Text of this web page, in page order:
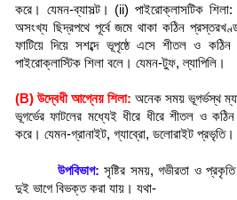
করে। যেমন-ব্যাসল্ট। (ii) পাইরোক্লাসটিক
অসংখ্য ছিদ্রপথে পূর্বে জমে থাকা কঠিন
ফাটিয়ে দিয়ে সশব্দে ভূপৃষ্ঠে এসে শীতল ও
পাইরোক্লাস্টিক শিলা বলে। যেমন-টুফ, ল্যাপিলি।
(B) উদ্বেধী আগ্নেয় শিলা: অনেক সময় ভূগর্ভস্থ
ভূগর্ভের ফাটলের মধ্যেই ধীরে ধীরে শীতল ও
করে। যেমন-গ্রানাইট, গ্যাব্রো, ডলোরাইট প্রভৃতি।
উপবিভাগ: সৃষ্টির সময়, গভীরতা ও
দুই ভাগে বিভক্ত করা যায়। যথা-